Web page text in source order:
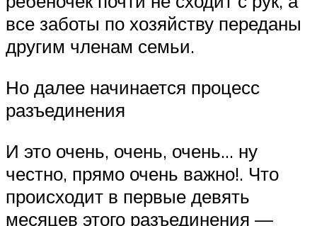
все заботы по хозяйству переданы
другим членам семьи.
Но далее начинается процесс
разъединения
И это очень, очень, очень… ну
честно, прямо очень важно!. Что
происходит в первые девять
месяцев этого разъединения —